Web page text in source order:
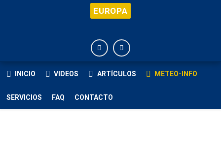
EUROPA
INICIO VIDEOS ARTÍCULOS METEO-INFO
SERVICIOS FAQ CONTACTO